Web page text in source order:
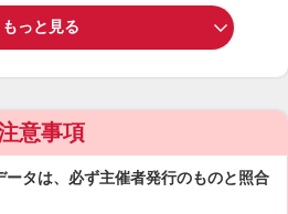
もっと見る
意事項
タは、必ず主催者発行のものと照合